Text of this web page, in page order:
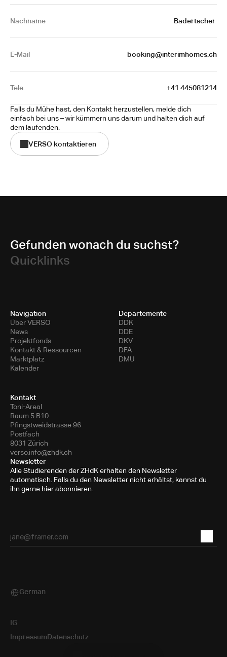
Nachname Badertscher
E-Mail booking@interimhomes.ch
Tele. +41 445081214
Falls du Mühe hast, den Kontakt herzustellen, melde dich
einfach bei uns – wir kümmern uns darum und halten dich auf
dem laufenden.
VERSO kontaktieren
Gefunden wonach du suchst?
Quicklinks
Navigation
Über VERSO
News
Projektfonds
Kontakt & Ressourcen
Marktplatz
Kalender
Departemente
DDK
DDE
DKV
DFA
DMU
Kontakt
Toni-Areal
Raum 5.B10
Pfingstweidstrasse 96
Postfach
8031 Zürich
verso.info@zhdk.ch
Newsletter
Alle Studierenden der ZHdK erhalten den Newsletter
automatisch. Falls du den Newsletter nicht erhältst, kannst du
ihn gerne hier abonnieren.
Select Language
German
ImpressumDatenschutz
IG